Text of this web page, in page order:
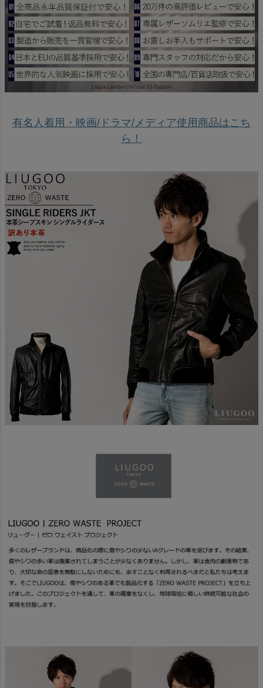
有名人着用・映画/ドラマ/メディア使用商品はこち
ら！